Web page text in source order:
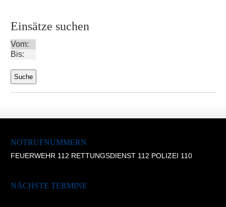
Einsätze suchen
Vom:
Bis:
NOTRUFNUMMERN
FEUERWEHR 112 RETTUNGSDIENST 112 POLIZEI 110
NÄCHSTE TERMINE